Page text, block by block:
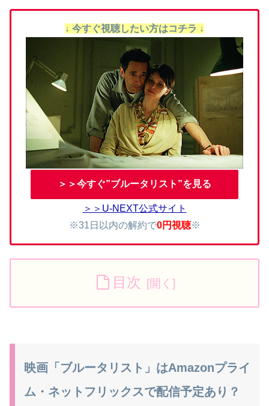
↓ 今すぐ視聴したい方はコチラ ↓
＞＞今すぐ”ブルータリスト”を見る
＞＞U-NEXT公式サイト
※31日以内の解約で0円視聴※
目次
映画「ブルータリスト」はAmazonプライ
ム・ネットフリックスで配信予定あり？